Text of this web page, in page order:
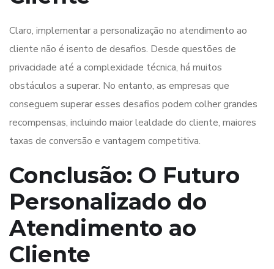
Claro, implementar a personalização no atendimento ao
cliente não é isento de desafios. Desde questões de
privacidade até a complexidade técnica, há muitos
obstáculos a superar. No entanto, as empresas que
conseguem superar esses desafios podem colher grandes
recompensas, incluindo maior lealdade do cliente, maiores
taxas de conversão e vantagem competitiva.
Conclusão: O Futuro
Personalizado do
Atendimento ao
Cliente